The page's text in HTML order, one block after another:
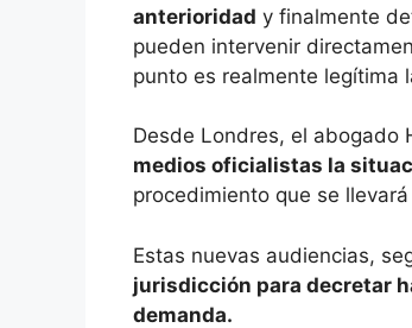
anterioridad y finalmente
pueden intervenir
punto es realmente legítima
Desde Londres, el abogado
medios oficialistas la
procedimiento que se
Estas nuevas audiencias,
jurisdicción para decretar
demanda.